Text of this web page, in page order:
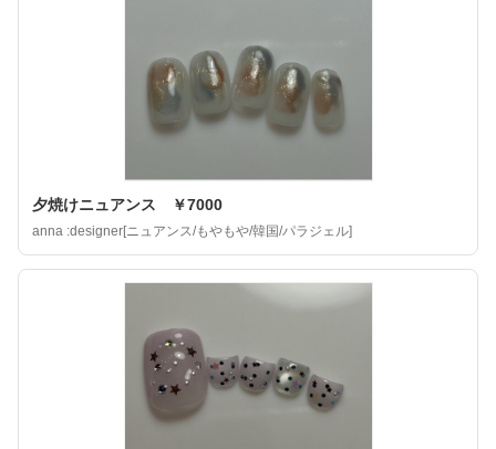
夕焼けニュアンス ￥7000
anna :designer[ニュアンス/もやもや/韓国/パラジェル]